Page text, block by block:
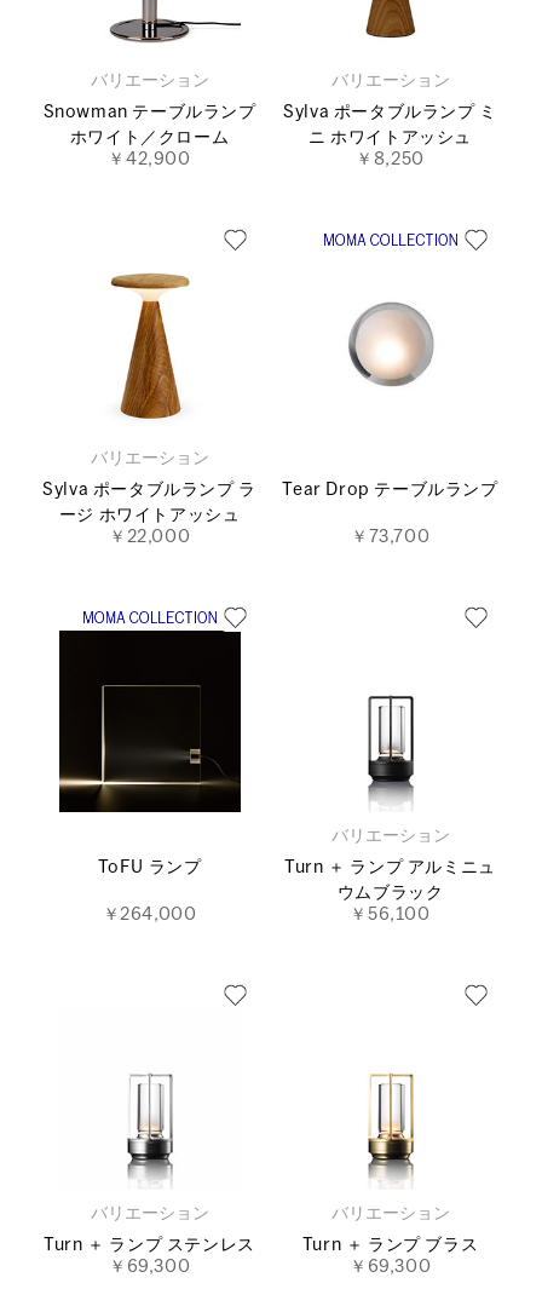
バリエーション
Snowman テーブルランプ
ホワイト／クローム
￥42,900
バリエーション
Sylva ポータブルランプ ミ
ニ ホワイトアッシュ
￥8,250
バリエーション
Sylva ポータブルランプ ラ
ージ ホワイトアッシュ
￥22,000
Tear Drop テーブルランプ
￥73,700
ToFU ランプ
￥264,000
バリエーション
Turn ＋ ランプ アルミニュ
ウムブラック
￥56,100
バリエーション
Turn ＋ ランプ ステンレス
￥69,300
バリエーション
Turn ＋ ランプ ブラス
￥69,300